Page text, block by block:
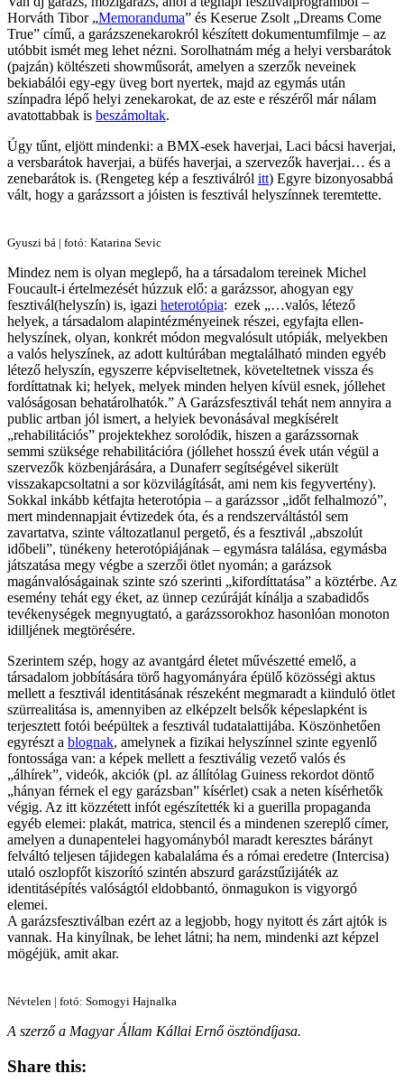
Horváth Tibor „Memoranduma” és Keserue Zsolt „Dreams Come
True” című, a garázszenekarokról készített dokumentumfilmje – az
utóbbit ismét meg lehet nézni. Sorolhatnám még a helyi versbarátok
(pajzán) költészeti showműsorát, amelyen a szerzők neveinek
bekiabálói egy-egy üveg bort nyertek, majd az egymás után
színpadra lépő helyi zenekarokat, de az este e részéről már nálam
avatottabbak is beszámoltak.
Úgy tűnt, eljött mindenki: a BMX-esek haverjai, Laci bácsi haverjai,
a versbarátok haverjai, a büfés haverjai, a szervezők haverjai… és a
zenebarátok is. (Rengeteg kép a fesztiválról itt) Egyre bizonyosabbá
vált, hogy a garázssort a jóisten is fesztivál helyszínnek teremtette.
Gyuszi bá | fotó: Katarina Sevic
Mindez nem is olyan meglepő, ha a társadalom tereinek Michel
Foucault-i értelmezését húzzuk elő: a garázssor, ahogyan egy
fesztivál(helyszín) is, igazi heterotópia: ezek „…valós, létező
helyek, a társadalom alapintézményeinek részei, egyfajta ellen-
helyszínek, olyan, konkrét módon megvalósult utópiák, melyekben
a valós helyszínek, az adott kultúrában megtalálható minden egyéb
létező helyszín, egyszerre képviseltetnek, követeltetnek vissza és
fordíttatnak ki; helyek, melyek minden helyen kívül esnek, jóllehet
valóságosan behatárolhatók.” A Garázsfesztivál tehát nem annyira a
public artban jól ismert, a helyiek bevonásával megkísérelt
„rehabilitációs” projektekhez sorolódik, hiszen a garázssornak
semmi szüksége rehabilitációra (jóllehet hosszú évek után végül a
szervezők közbenjárására, a Dunaferr segítségével sikerült
visszakapcsoltatni a sor közvilágítását, ami nem kis fegyvertény).
Sokkal inkább kétfajta heterotópia – a garázssor „időt felhalmozó”,
mert mindennapjait évtizedek óta, és a rendszerváltástól sem
zavartatva, szinte változatlanul pergető, és a fesztivál „abszolút
időbeli”, tünékeny heterotópiájának – egymásra találása, egymásba
játszatása megy végbe a szerzői ötlet nyomán; a garázsok
magánvalóságainak szinte szó szerinti „kifordíttatása” a köztérbe. Az
esemény tehát egy éket, az ünnep cezúráját kínálja a szabadidős
tevékenységek megnyugtató, a garázssorokhoz hasonlóan monoton
idilljének megtörésére.
Szerintem szép, hogy az avantgárd életet művészetté emelő, a
társadalom jobbítására törő hagyományára épülő közösségi aktus
mellett a fesztivál identitásának részeként megmaradt a kiinduló ötlet
szürrealitása is, amennyiben az elképzelt belsők képeslapként is
terjesztett fotói beépültek a fesztivál tudatalattijába. Köszönhetően
egyrészt a blognak, amelynek a fizikai helyszínnel szinte egyenlő
fontossága van: a képek mellett a fesztiválig vezető valós és
„álhírek”, videók, akciók (pl. az állítólag Guiness rekordot döntő
„hányan férnek el egy garázsban” kísérlet) csak a neten kísérhetők
végig. Az itt közzétett infót egészítették ki a guerilla propaganda
egyéb elemei: plakát, matrica, stencil és a mindenen szereplő címer,
amelyen a dunapentelei hagyományból maradt keresztes bárányt
felváltó teljesen tájidegen kabalaláma és a római eredetre (Intercisa)
utaló oszlopfőt kiszorító szintén abszurd garázstűzijáték az
identitásépítés valóságtól eldobbantó, önmagukon is vigyorgó
elemei.
A garázsfesztiválban ezért az a legjobb, hogy nyitott és zárt ajtók is
vannak. Ha kinyílnak, be lehet látni; ha nem, mindenki azt képzel
mögéjük, amit akar.
Névtelen | fotó: Somogyi Hajnalka
A szerző a Magyar Állam Kállai Ernő ösztöndíjasa.
Share this: